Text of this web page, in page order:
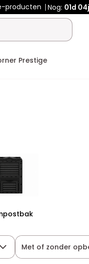
producten Nog: 01d
Prestige
Met of zonder